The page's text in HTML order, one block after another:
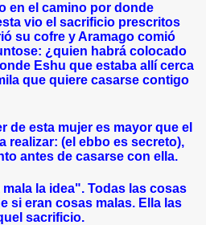
en el camino por donde
vio el sacrificio prescritos
su cofre y Aramago comió
¿quien habrá colocado
Eshu que estaba allí cerca
que quiere casarse contigo
de esta mujer es mayor que el
realizar: (el ebbo es secreto),
antes de casarse con ella.
la idea". Todas las cosas
si eran cosas malas. Ella las
sacrificio.